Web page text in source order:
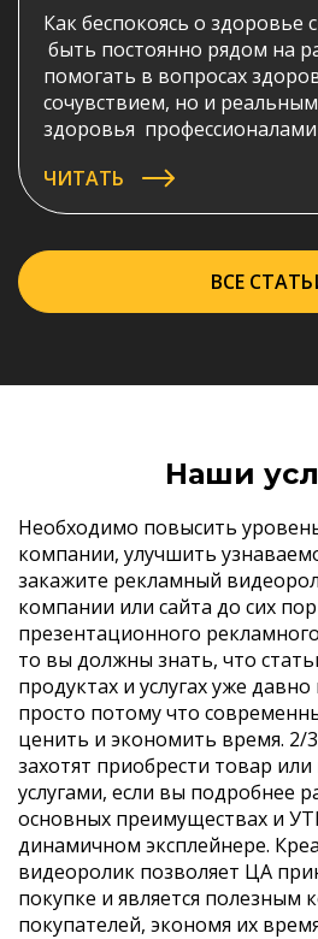
Как беспокоясь о здоровье
быть постоянно рядом на
помогать в вопросах
сочувствием, но и
здоровья
для ROSMED.INFO подробно
отвечает на эти вопросы.
ЧИТАТЬ
ВСЕ
Наши
Необходимо повысить
компании, улучшить
закажите рекламный
компании или сайта до сих
презентационного
то вы должны знать, что
продуктах и услугах уже
просто потому что
ценить и экономить время. 2/
захотят приобрести товар
услугами, если вы подробнее
основных преимуществах и
динамичном эксплейнере.
видеоролик позволяет ЦА
покупке и является полезным
покупателей, экономя их